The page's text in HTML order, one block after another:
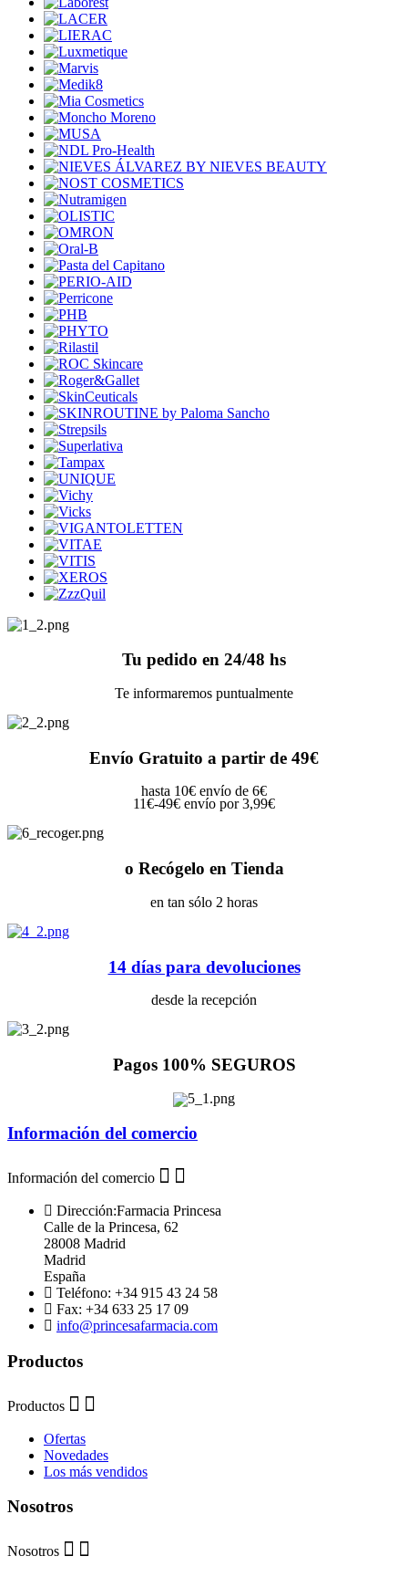
Tu pedido en 24/48 hs
Te informaremos puntualmente
Envío Gratuito a partir de 49€
hasta 10€ envío de 6€
11€-49€ envío por 3,99€
o Recógelo en Tienda
en tan sólo 2 horas
14 días para devoluciones
desde la recepción
Pagos 100% SEGUROS
Información del comercio
Información del comercio
Dirección:Farmacia Princesa
Calle de la Princesa, 62
28008 Madrid
Madrid
España
Teléfono: +34 915 43 24 58
Fax: +34 633 25 17 09
info@princesafarmacia.com
Productos
Productos
Ofertas
Novedades
Los más vendidos
Nosotros
Nosotros